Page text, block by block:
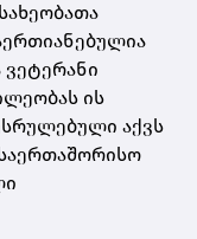
ვეტერანი
ის
აქვს